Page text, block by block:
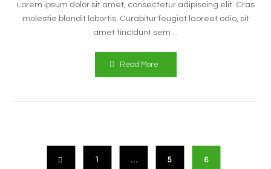
Lorem ipsum dolor sit amet, consectetur adipiscing elit. Cras
molestie blandit lobortis. Curabitur feugiat laoreet odio, sit
amet tincidunt sem ...
Read More
1 … 5 6